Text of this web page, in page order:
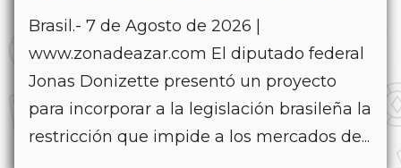
Brasil.- 7 de Agosto de 2026 |
www.zonadeazar.com El diputado federal
Jonas Donizette presentó un proyecto
para incorporar a la legislación brasileña la
restricción que impide a los mercados de...